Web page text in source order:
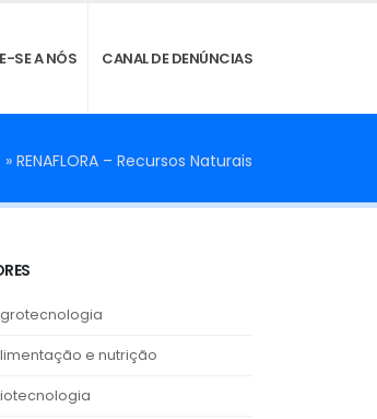
SE A NÓS CANAL DE DENÚNCIAS
» RENAFLORA – Recursos Naturais
e nutrição